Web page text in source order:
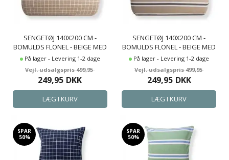
SENGETØJ 140X200 CM -
BOMULDS FLONEL - BEIGE MED
HVIDE TERN
På lager - Levering 1-2 dage
499,95
249,95 DKK
SENGETØJ 140X200 CM -
BOMULDS FLONEL - BEIGE MED
STRIBER
På lager - Levering 1-2 dage
499,95
249,95 DKK
SPAR
50%
SPAR
50%